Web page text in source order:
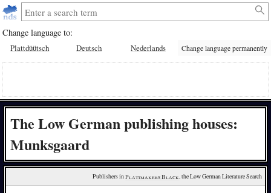
Change language to:
Plattdüütsch Deutsch Nederlands Change language permanently
The Low German publishing houses:
Munksgaard
Publishers in Plattmakers Black, the Low German Literature Search